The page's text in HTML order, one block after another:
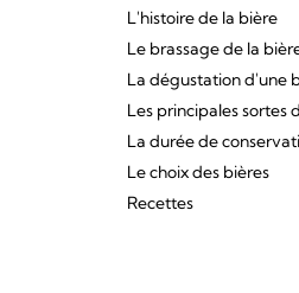
L'histoire de la bière
Le brassage de la
La dégustation d'une
Les principales sortes
La durée de
Le choix des bières
Recettes